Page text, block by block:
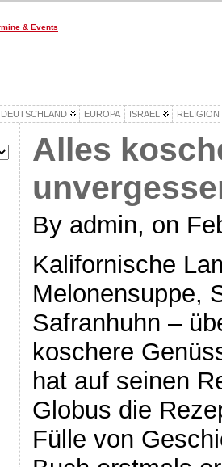
& Events
DEUTSCHLAND EUROPA ISRAEL RELIGION
Alles
By admin, on
Kalifornische
Melonensuppe,
Safranhuhn –
koschere
hat auf seinen
Globus die
Fülle von